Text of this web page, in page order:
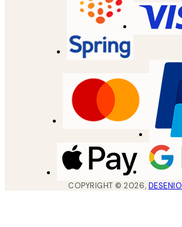
COPYRIGHT ©2026, DESENIO